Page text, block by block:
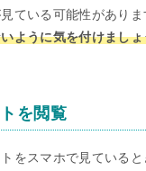
ている可能性があり
ように気を付けましょ
を閲覧
をスマホで見ている